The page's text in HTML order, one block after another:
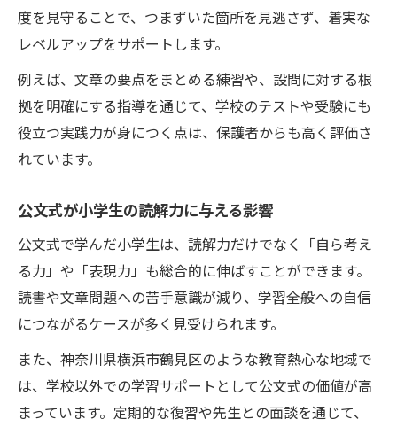
度を見守ることで、つまずいた箇所を見逃さず、着実な
レベルアップをサポートします。
例えば、文章の要点をまとめる練習や、設問に対する根
拠を明確にする指導を通じて、学校のテストや受験にも
役立つ実践力が身につく点は、保護者からも高く評価さ
れています。
公文式が小学生の読解力に与える影響
公文式で学んだ小学生は、読解力だけでなく「自ら考え
る力」や「表現力」も総合的に伸ばすことができます。
読書や文章問題への苦手意識が減り、学習全般への自信
につながるケースが多く見受けられます。
また、神奈川県横浜市鶴見区のような教育熱心な地域で
は、学校以外での学習サポートとして公文式の価値が高
まっています。定期的な復習や先生との面談を通じて、